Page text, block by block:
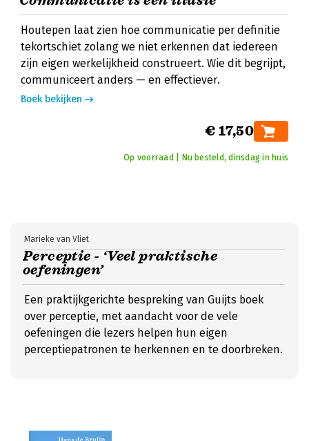
Houtepen laat zien hoe communicatie per definitie
tekortschiet zolang we niet erkennen dat iedereen
zijn eigen werkelijkheid construeert. Wie dit begrijpt,
communiceert anders — en effectiever.
Boek bekijken
€ 17,50
Op voorraad | Nu besteld, dinsdag in huis
Perceptie - ‘Veel praktische
oefeningen’
Marieke van Vliet
Een praktijkgerichte bespreking van Guijts boek
over perceptie, met aandacht voor de vele
oefeningen die lezers helpen hun eigen
perceptiepatronen te herkennen en te doorbreken.